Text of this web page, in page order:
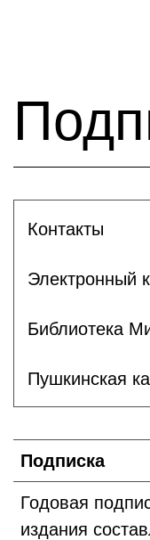
Контакты
Электронный
Библиотека
Пушкинская
Подписка
Годовая
издания